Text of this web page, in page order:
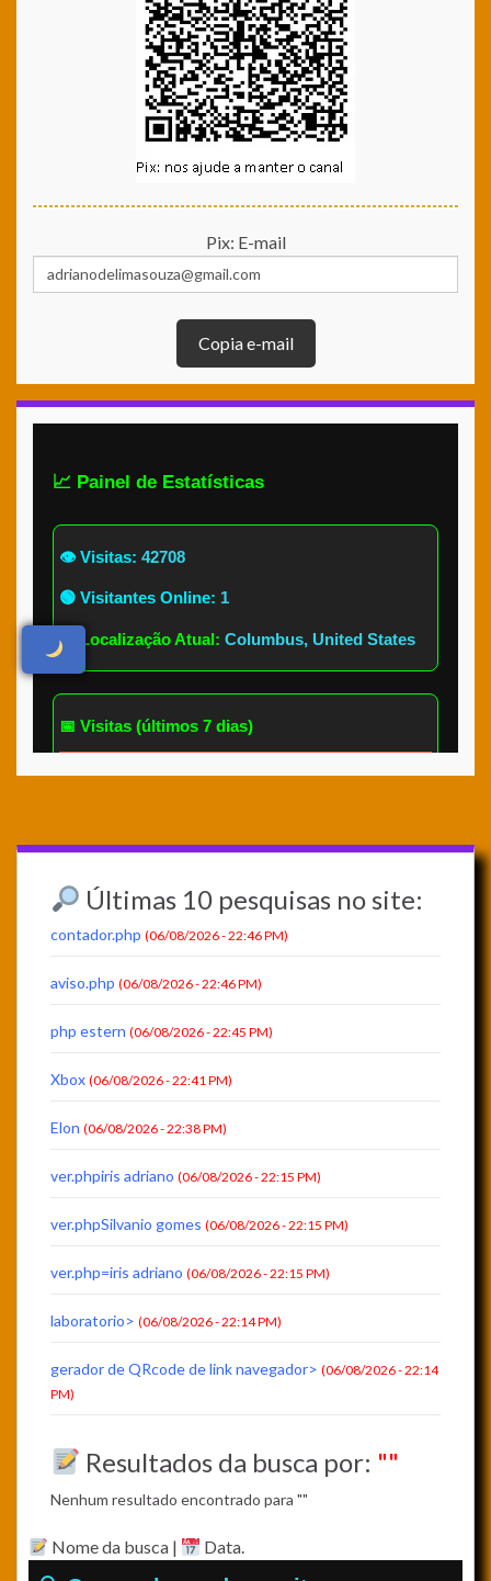
Pix: E-mail
Copia e-mail
Últimas 10 pesquisas no site:
contador.php (06/08/2026 - 22:46 PM)
aviso.php (06/08/2026 - 22:46 PM)
php estern (06/08/2026 - 22:45 PM)
Xbox (06/08/2026 - 22:41 PM)
Elon (06/08/2026 - 22:38 PM)
ver.phpiris adriano (06/08/2026 - 22:15 PM)
ver.phpSilvanio gomes (06/08/2026 - 22:15 PM)
ver.php=iris adriano (06/08/2026 - 22:15 PM)
laboratorio> (06/08/2026 - 22:14 PM)
gerador de QRcode de link navegador> (06/08/2026 - 22:14
PM)
Resultados da busca por: ""
Nenhum resultado encontrado para ""
Nome da busca | Data.